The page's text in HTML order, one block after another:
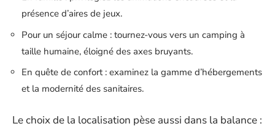
présence d’aires de jeux.
Pour un séjour calme : tournez-vous vers un camping à
taille humaine, éloigné des axes bruyants.
En quête de confort : examinez la gamme d’hébergements
et la modernité des sanitaires.
Le choix de la localisation pèse aussi dans la balance :